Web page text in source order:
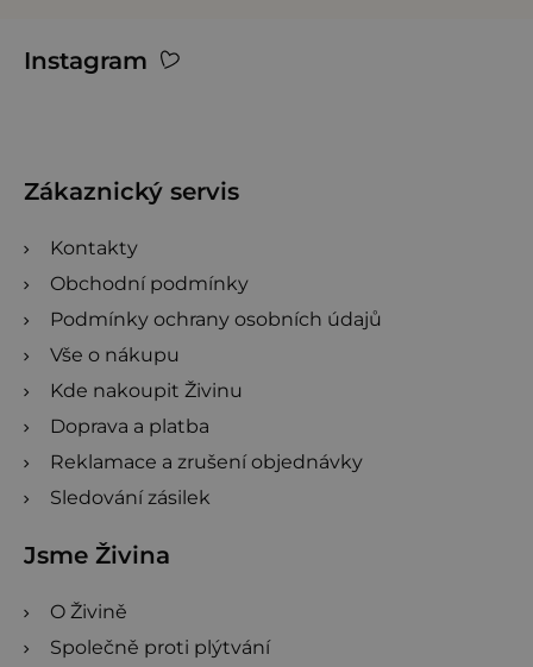
Instagram
Zákaznický servis
Kontakty
Obchodní podmínky
Podmínky ochrany osobních údajů
Vše o nákupu
Kde nakoupit Živinu
Doprava a platba
Reklamace a zrušení objednávky
Sledování zásilek
Jsme Živina
O Živině
Společně proti plýtvání